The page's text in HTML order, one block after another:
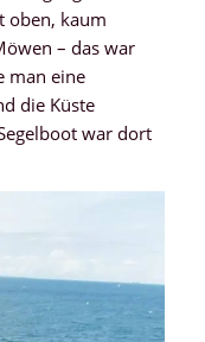
oben, kaum
– das war
man eine
die Küste
war dort